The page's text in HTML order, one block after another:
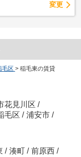
変更
毛区 > 稲毛東の賃貸
花見川区 /
毛区 / 浦安市 /
/ 湊町 / 前原西 /